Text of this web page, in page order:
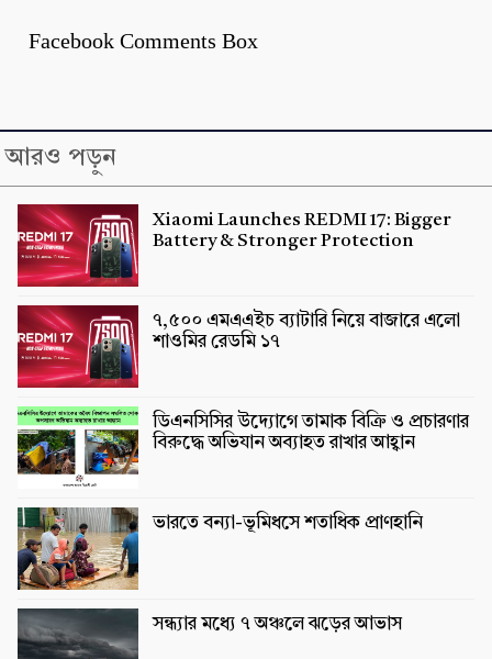
Facebook Comments Box
আরও পড়ুন
Xiaomi Launches REDMI 17: Bigger
Battery & Stronger Protection
৭,৫০০ এমএএইচ ব্যাটারি নিয়ে বাজারে এলো
শাওমির রেডমি ১৭
ডিএনসিসির উদ্যোগে তামাক বিক্রি ও প্রচারণার
বিরুদ্ধে অভিযান অব্যাহত রাখার আহ্বান
ভারতে বন্যা-ভূমিধসে শতাধিক প্রাণহানি
সন্ধ্যার মধ্যে ৭ অঞ্চলে ঝড়ের আভাস